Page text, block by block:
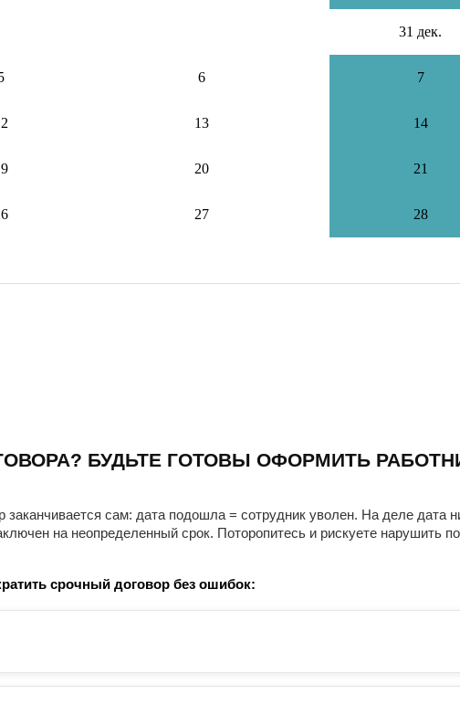
31 дек.
6 7
13 14
20 21
27 28
БУДЬТЕ ГОТОВЫ ОФОРМИТЬ
сам: дата подошла = сотрудник уволен. На деле дата
на неопределенный срок. Поторопитесь и рискуете нарушить
срочный договор без ошибок: